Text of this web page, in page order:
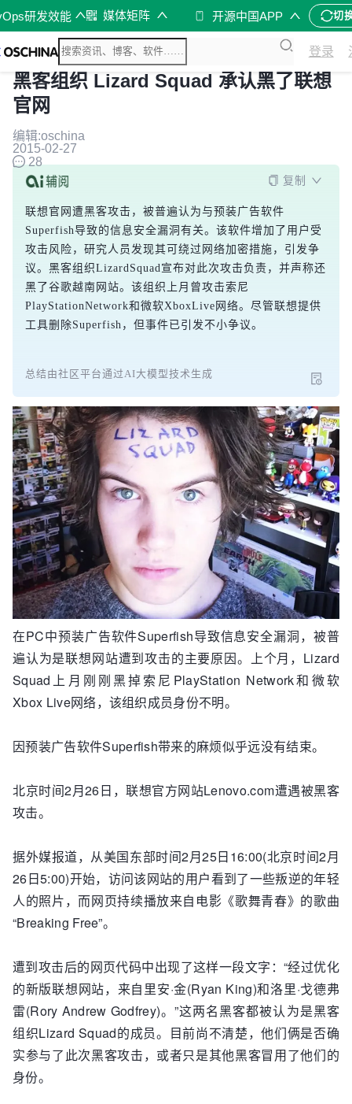
研发效能 媒体矩阵 开源中国APP 切
登录
黑客组织 Lizard Squad 承认黑了联想
官网
编辑:oschina
2015-02-27
28
复制
联想官网遭黑客攻击，被普遍认为与预装广告软件
Superfish导致的信息安全漏洞有关。该软件增加了用户受
攻击风险，研究人员发现其可绕过网络加密措施，引发争
议。黑客组织LizardSquad宣布对此次攻击负责，并声称还
黑了谷歌越南网站。该组织上月曾攻击索尼
PlayStationNetwork和微软XboxLive网络。尽管联想提供
工具删除Superfish，但事件已引发不小争议。
总结由社区平台通过AI大模型技术生成
在PC中预装广告软件Superfish导致信息安全漏洞，被普
遍认为是联想网站遭到攻击的主要原因。上个月，Lizard
Squad上月刚刚黑掉索尼PlayStation Network和微软
Xbox Live网络，该组织成员身份不明。
因预装广告软件Superfish带来的麻烦似乎远没有结束。
北京时间2月26日，联想官方网站Lenovo.com遭遇被黑客
攻击。
据外媒报道，从美国东部时间2月25日16:00(北京时间2月
26日5:00)开始，访问该网站的用户看到了一些叛逆的年轻
人的照片，而网页持续播放来自电影《歌舞青春》的歌曲
“Breaking Free”。
遭到攻击后的网页代码中出现了这样一段文字：“经过优化
的新版联想网站，来自里安·金(Ryan King)和洛里·戈德弗
雷(Rory Andrew Godfrey)。”这两名黑客都被认为是黑客
组织Lizard Squad的成员。目前尚不清楚，他们俩是否确
实参与了此次黑客攻击，或者只是其他黑客冒用了他们的
身份。